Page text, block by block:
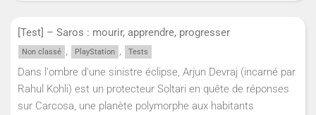
[Test] – Saros : mourir, apprendre, progresser
Non classé , PlayStation , Tests
Dans l'ombre d'une sinistre éclipse, Arjun Devraj (incarné par
Rahul Kohli) est un protecteur Soltari en quête de réponses
sur Carcosa, une planète polymorphe aux habitants